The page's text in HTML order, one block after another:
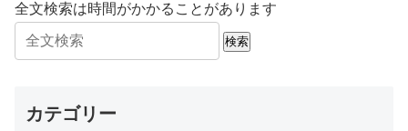
全文検索は時間がかかることがあります
検索
カテゴリー